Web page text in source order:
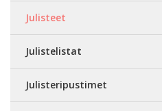
Julisteet
Julistelistat
Julisteripustimet